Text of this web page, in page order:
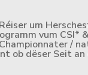
um
vum CSI*
/
ob dëser Seit